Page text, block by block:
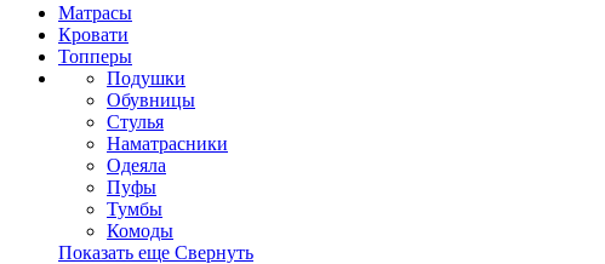
Матрасы
Кровати
Топперы
Подушки
Обувницы
Стулья
Наматрасники
Одеяла
Пуфы
Тумбы
Комоды
Показать еще Свернуть